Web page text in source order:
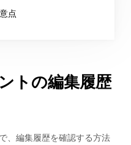
点
トの編集履歴
、編集履歴を確認する方法